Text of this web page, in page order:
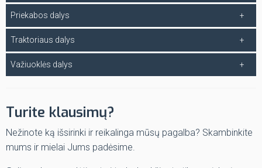
Priekabos dalys
Traktoriaus dalys
Važiuoklės dalys
Turite klausimų?
Nežinote ką išsirinki ir reikalinga mūsų pagalba? Skambinkite
mums ir mielai Jums padėsime.